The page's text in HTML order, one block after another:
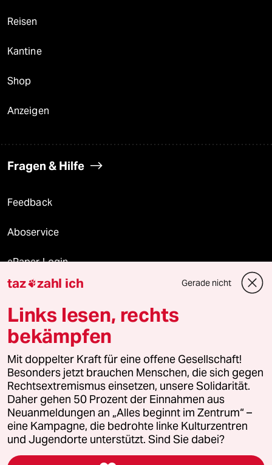
Reisen
Kantine
Shop
Anzeigen
Fragen & Hilfe
Feedback
Aboservice
ePaper Login
Downloads für Abonnierende
© 2026 taz Verlags und Vertriebs GmbH
Alle Rechte vorbehalten. Bei rechtlichen Fragen oder für Genehmigungen
wenden Sie sich bitte an lizenzen@taz.de
Feedback Redaktionsstatut Kommune-Richtlinien
Leitlinie Informant Datenschutz Impressum AGB
taz zahl ich Gerade nicht
Links lesen, rechts
bekämpfen
Mit doppelter Kraft für eine offene Gesellschaft!
Besonders jetzt brauchen Menschen, die sich gegen
Rechtsextremismus einsetzen, unsere Solidarität.
Daher gehen 50 Prozent der Einnahmen aus
Neuanmeldungen an „Alles beginnt im Zentrum“ –
eine Kampagne, die bedrohte linke Kulturzentren
und Jugendorte unterstützt. Sind Sie dabei?